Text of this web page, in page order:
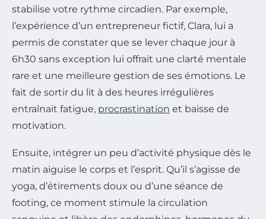
stabilise votre rythme circadien. Par exemple,
l’expérience d’un entrepreneur fictif, Clara, lui a
permis de constater que se lever chaque jour à
6h30 sans exception lui offrait une clarté mentale
rare et une meilleure gestion de ses émotions. Le
fait de sortir du lit à des heures irrégulières
entraînait fatigue, procrastination et baisse de
motivation.
Ensuite, intégrer un peu d’activité physique dès le
matin aiguise le corps et l’esprit. Qu’il s’agisse de
yoga, d’étirements doux ou d’une séance de
footing, ce moment stimule la circulation